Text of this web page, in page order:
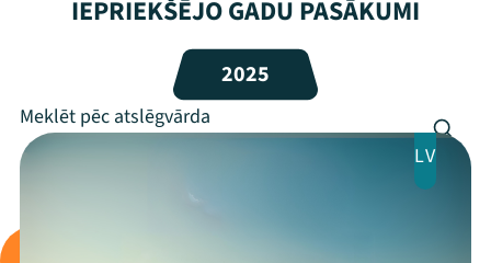
IEPRIEKŠĒJO GADU PASĀKUMI
2025
LV